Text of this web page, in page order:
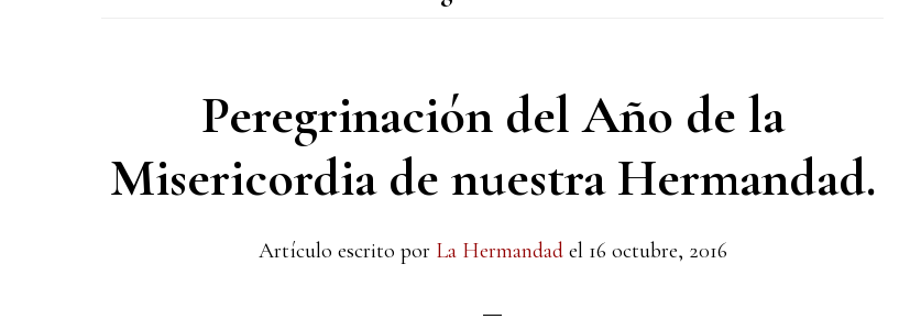
Peregrinación del Año de la
Misericordia de nuestra Hermandad.
Artículo escrito por La Hermandadel 16 octubre, 2016